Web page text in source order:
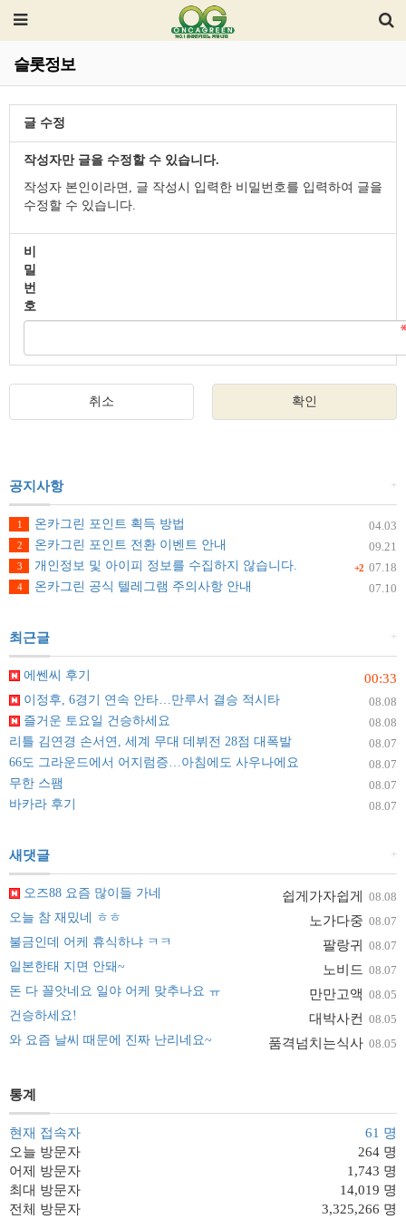
슬롯정보
글 수정
작성자만 글을 수정할 수 있습니다.
작성자 본인이라면, 글 작성시 입력한 비밀번호를 입력하여 글을
수정할 수 있습니다.
비
밀
번
호
취소 확인
+
공지사항
04.03
1
온카그린 포인트 획득 방법
09.21
2 온카그린 포인트 전환 이벤트 안내
+2 07.18
3
개인정보 및 아이피 정보를 수집하지 않습니다.
07.10
4 온카그린 공식 텔레그램 주의사항 안내
+
최근글
00:33
에쎈씨 후기
08.08
이정후, 6경기 연속 안타…만루서 결승 적시타
08.08
즐거운 토요일 건승하세요
08.07
리틀 김연경 손서연, 세계 무대 데뷔전 28점 대폭발
08.07
66도 그라운드에서 어지럼증…아침에도 사우나에요
08.07
무한 스팸
08.07
바카라 후기
+
새댓글
쉽게가자쉽게 08.08
오즈88 요즘 많이들 가네
노가다중 08.07
오늘 참 재밌네 ㅎㅎ
팔랑귀 08.07
불금인데 어케 휴식하냐 ㅋㅋ
노비드 08.07
일본한태 지면 안돼~
만만고액 08.05
돈 다 꼴앗네요 일야 어케 맞추나요 ㅠ
대박사컨 08.05
건승하세요!
품격넘치는식사 08.05
와 요즘 날씨 때문에 진짜 난리네요~
통계
현재 접속자
61 명
오늘 방문자
264 명
어제 방문자
1,743 명
최대 방문자
14,019 명
전체 방문자
3,325,266 명